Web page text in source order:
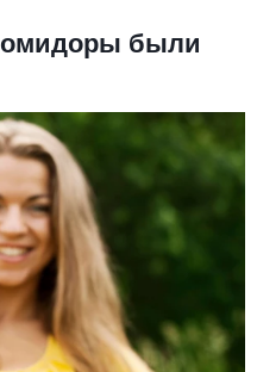
были